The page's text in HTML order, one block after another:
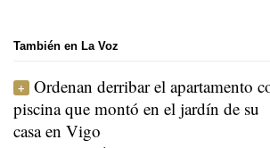
También en La Voz
Ordenan derribar el apartamento
piscina que montó en el jardín de su
casa en Vigo